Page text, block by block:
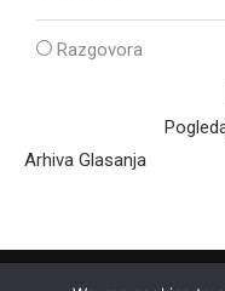
Razgovora
Arhiva Glasanja